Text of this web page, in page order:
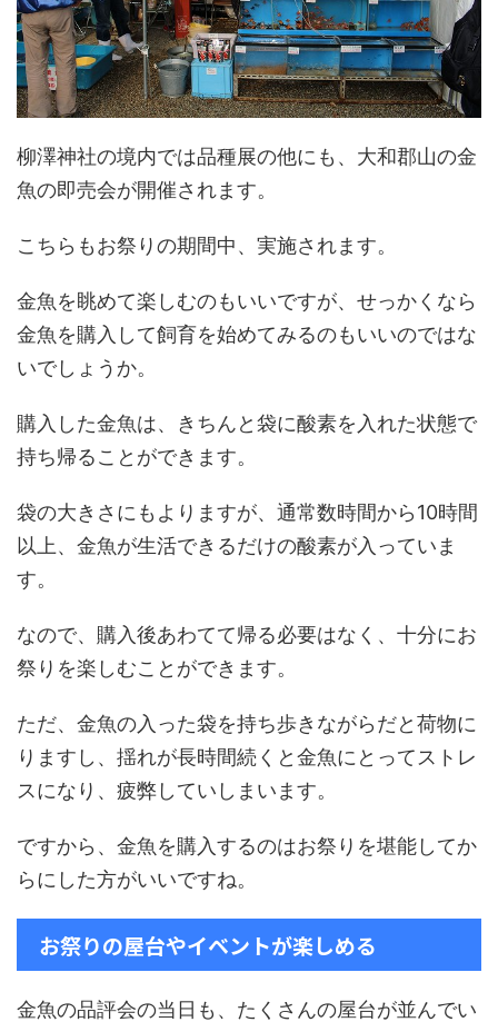
柳澤神社の境内では品種展の他にも、大和郡山の金
魚の即売会が開催されます。
こちらもお祭りの期間中、実施されます。
金魚を眺めて楽しむのもいいですが、せっかくなら
金魚を購入して飼育を始めてみるのもいいのではな
いでしょうか。
購入した金魚は、きちんと袋に酸素を入れた状態で
持ち帰ることができます。
袋の大きさにもよりますが、通常数時間から10時間
以上、金魚が生活できるだけの酸素が入っていま
す。
なので、購入後あわてて帰る必要はなく、十分にお
祭りを楽しむことができます。
ただ、金魚の入った袋を持ち歩きながらだと荷物に
りますし、揺れが長時間続くと金魚にとってストレ
スになり、疲弊していしまいます。
ですから、金魚を購入するのはお祭りを堪能してか
らにした方がいいですね。
お祭りの屋台やイベントが楽しめる
金魚の品評会の当日も、たくさんの屋台が並んでい